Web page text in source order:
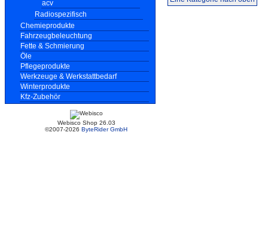
acv
Radiospezifisch
Chemieprodukte
Fahrzeugbeleuchtung
Fette & Schmierung
Öle
Pflegeprodukte
Werkzeuge & Werkstattbedarf
Winterprodukte
Kfz-Zubehör
Webisco Shop 26.03
©2007-2026 ByteRider GmbH